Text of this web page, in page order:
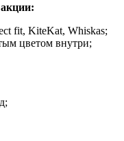
fit, KiteKat, Whiskas;
цветом внутри;